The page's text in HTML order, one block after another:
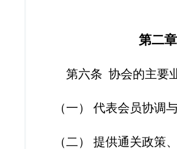
第二
第六条 协会的主要
（一） 代表会员协调
（二） 提供通关政策